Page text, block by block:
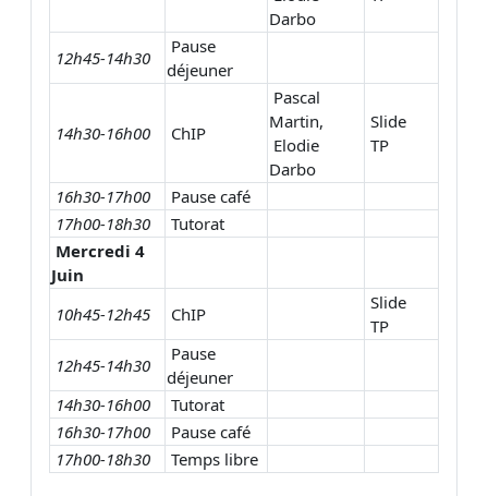
Darbo
12h45-14h30
Pause
déjeuner
14h30-16h00 ChIP
Pascal
Martin,
Elodie
Darbo
Slide
TP
16h30-17h00
Pause café
17h00-18h30
Tutorat
Mercredi 4
Juin
10h45-12h45
ChIP
Slide
TP
12h45-14h30
Pause
déjeuner
14h30-16h00
Tutorat
16h30-17h00
Pause café
17h00-18h30
Temps libre